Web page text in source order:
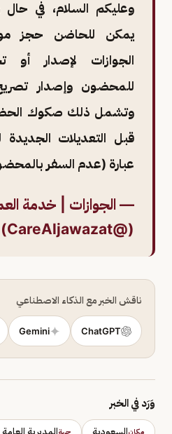
وعليكم السلام، في
يمكن للحاضن حجز
الجوازات لإصدار أو
للمحضون وإصدار
وتشمل ذلك صكوك
قبل التعديلات الجديدة
عبارة (عدم السفر
— الجوازات | خدمة
(@CareAljawazat)
ناقش الخبر مع الذكاء الاصطناعي
ChatGPT
Gemini
وَرَد في الخبر
مكانالسعودية جهةالمديرية